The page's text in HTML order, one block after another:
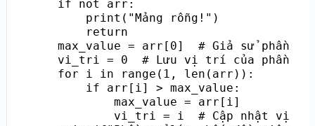
if not arr:
print("Mảng rỗng!")
return
max_value = arr[0]  # Giả sử phần
vi_tri = 0  # Lưu vị trí của phần tử
for i in range(1, len(arr)):
if arr[i] > max_value:
max_value = arr[i]
vi_tri = i  # Cập nhật vị trí mới